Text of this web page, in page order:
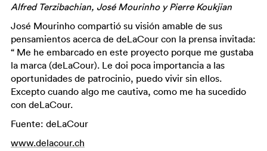
Alfred Terzibachian, José Mourinho y Pierre Koukjian
José Mourinho compartió su visión amable de sus
pensamientos acerca de deLaCour con la prensa invitada:
“ Me he embarcado en este proyecto porque me gustaba
la marca (deLaCour). Le doi poca importancia a las
oportunidades de patrocinio, puedo vivir sin ellos.
Excepto cuando algo me cautiva, como me ha sucedido
con deLaCour.
Fuente: deLaCour
www.delacour.ch